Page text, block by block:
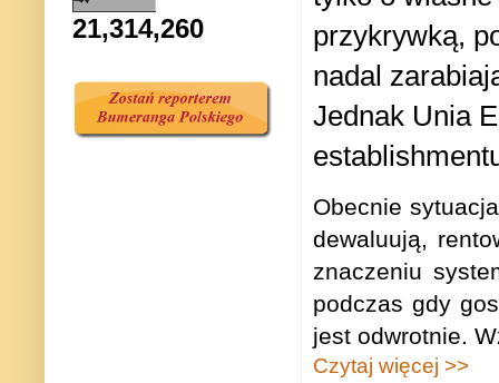
przykrywką,
nadal
Jednak Unia
Obecnie
dewaluują,
znaczeniu
podczas gdy
jest odwrotnie.
Czytaj więcej >>
21,314,260